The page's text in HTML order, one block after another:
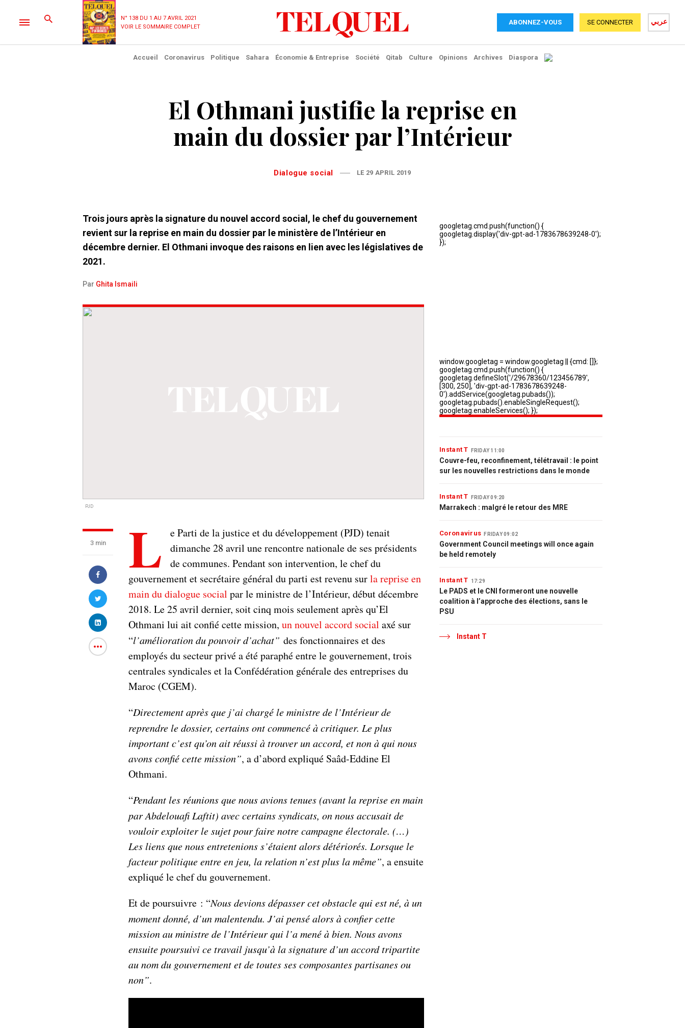
N° 138 DU 1 AU 7 AVRIL 2021
VOIR LE SOMMAIRE COMPLET
ABONNEZ-VOUS عربي SE CONNECTER
Accueil Coronavirus Politique Sahara Économie & Entreprise Société Qitab Culture Opinions Archives Diaspora
El Othmani justifie la reprise en
main du dossier par l’Intérieur
Dialogue social LE 29 APRIL 2019
Trois jours après la signature du nouvel accord social, le chef du gouvernement
revient sur la reprise en main du dossier par le ministère de l’Intérieur en
décembre dernier. El Othmani invoque des raisons en lien avec les législatives de
2021.
Par Ghita Ismaili
PJD
3 min L
e Parti de la justice et du développement (PJD) tenait
dimanche 28 avril une rencontre nationale de ses présidents
de communes. Pendant son intervention, le chef du
gouvernement et secrétaire général du parti est revenu surla reprise en
main du dialogue social par le ministre de l’Intérieur, début décembre
2018. Le 25 avril dernier, soit cinq mois seulement après qu’El
Othmani lui ait confié cette mission, un nouvel accord social axé sur
“l’amélioration du pouvoir d’achat” des fonctionnaires et des
employés du secteur privé a été paraphé entre le gouvernement, trois
centrales syndicales et la Confédération générale des entreprises du
Maroc (CGEM).
“Directement après que j’ai chargé le ministre de l’Intérieur de
reprendre le dossier, certains ont commencé à critiquer. Le plus
important c’est qu’on ait réussi à trouver un accord, et non à qui nous
avons confié cette mission”, a d’abord expliqué Saâd-Eddine El
Othmani.
“Pendant les réunions que nous avions tenues (avant la reprise en main
par Abdelouafi Laftit) avec certains syndicats, on nous accusait de
vouloir exploiter le sujet pour faire notre campagne électorale. (…)
Les liens que nous entretenions s’étaient alors détériorés. Lorsque le
facteur politique entre en jeu, la relation n’est plus la même”, a ensuite
expliqué le chef du gouvernement.
Et de poursuivre : “Nous devions dépasser cet obstacle qui est né, à un
moment donné, d’un malentendu. J’ai pensé alors à confier cette
mission au ministre de l’Intérieur qui l’a mené à bien. Nous avons
ensuite poursuivi ce travail jusqu’à la signature d’un accord tripartite
au nom du gouvernement et de toutes ses composantes partisanes ou
non”.
Instant T FRIDAY 11:00
Couvre-feu, reconfinement, télétravail : le point
sur les nouvelles restrictions dans le monde
Instant T FRIDAY 09:20
Marrakech : malgré le retour des MRE
Coronavirus FRIDAY 09:02
Government Council meetings will once again
be held remotely
Instant T 17:29
Le PADS et le CNI formeront une nouvelle
coalition à l’approche des élections, sans le
PSU
Instant T